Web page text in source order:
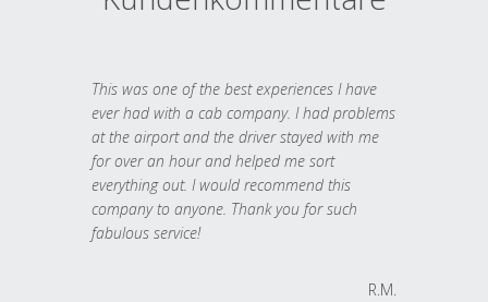
This was one of the best experiences I have
ever had with a cab company. I had problems
at the airport and the driver stayed with me
for over an hour and helped me sort
everything out. I would recommend this
company to anyone. Thank you for such
fabulous service!
R.M.